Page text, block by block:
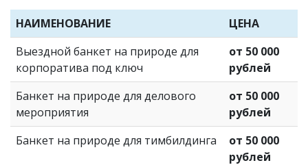
НАИМЕНОВАНИЕ
ЦЕНА
Выездной банкет на природе для
корпоратива под ключ
от 50 000
рублей
Банкет на природе для делового
мероприятия
от 50 000
рублей
Банкет на природе для тимбилдинга
от 50 000
рублей